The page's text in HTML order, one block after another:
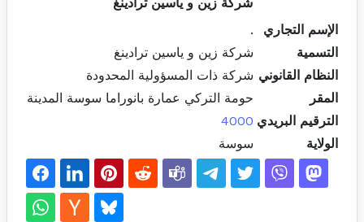
شركة زين و ياسين ترادينغ
الإسم التجاري
.
التسمية
شركة زين و ياسين ترادينغ
النظام القانوني شركة ذات المسؤولية المحدودة
المقر
حومة التركي عمارة بانوراما سوسة المدينة
الترقيم البريدي 4000
الولاية
سوسة